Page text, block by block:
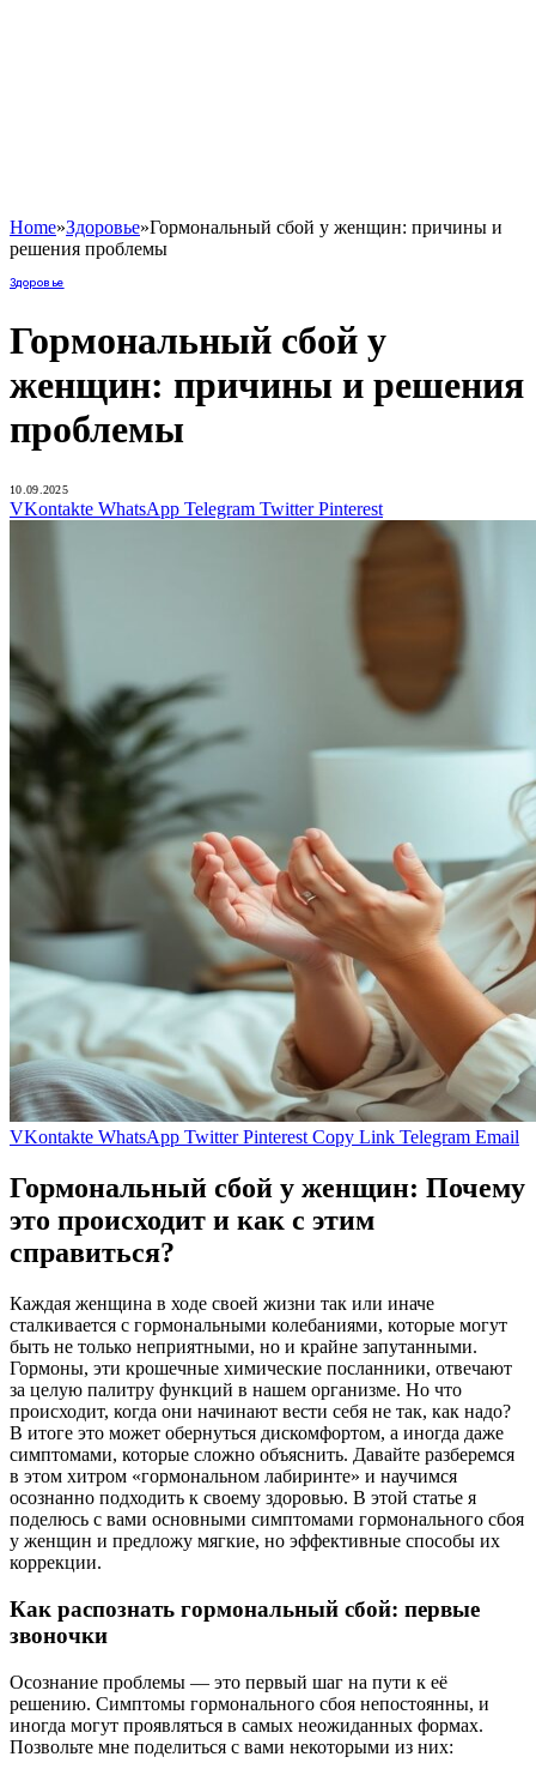
Home»Здоровье»Гормональный сбой у женщин: причины и
решения проблемы
Здоровье
Гормональный сбой у
женщин: причины и решения
проблемы
10.09.2025
VKontakte WhatsApp Telegram Twitter Pinterest
VKontakte WhatsApp Twitter Pinterest Copy Link Telegram Email
Гормональный сбой у женщин: Почему
это происходит и как с этим
справиться?
Каждая женщина в ходе своей жизни так или иначе
сталкивается с гормональными колебаниями, которые могут
быть не только неприятными, но и крайне запутанными.
Гормоны, эти крошечные химические посланники, отвечают
за целую палитру функций в нашем организме. Но что
происходит, когда они начинают вести себя не так, как надо?
В итоге это может обернуться дискомфортом, а иногда даже
симптомами, которые сложно объяснить. Давайте разберемся
в этом хитром «гормональном лабиринте» и научимся
осознанно подходить к своему здоровью. В этой статье я
поделюсь с вами основными симптомами гормонального сбоя
у женщин и предложу мягкие, но эффективные способы их
коррекции.
Как распознать гормональный сбой: первые
звоночки
Осознание проблемы — это первый шаг на пути к её
решению. Симптомы гормонального сбоя непостоянны, и
иногда могут проявляться в самых неожиданных формах.
Позвольте мне поделиться с вами некоторыми из них: